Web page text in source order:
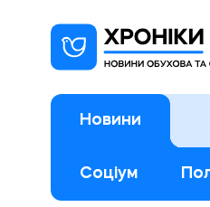
Новини
Соціум